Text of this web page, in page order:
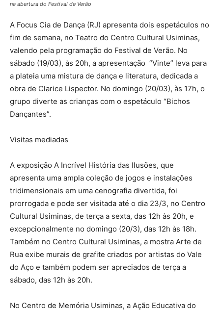
na abertura do Festival de Verão
A Focus Cia de Dança (RJ) apresenta dois espetáculos no
fim de semana, no Teatro do Centro Cultural Usiminas,
valendo pela programação do Festival de Verão. No
sábado (19/03), às 20h, a apresentação “Vinte” leva para
a plateia uma mistura de dança e literatura, dedicada a
obra de Clarice Lispector. No domingo (20/03), às 17h, o
grupo diverte as crianças com o espetáculo “Bichos
Dançantes”.
Visitas mediadas
A exposição A Incrível História das Ilusões, que
apresenta uma ampla coleção de jogos e instalações
tridimensionais em uma cenografia divertida, foi
prorrogada e pode ser visitada até o dia 23/3, no Centro
Cultural Usiminas, de terça a sexta, das 12h às 20h, e
excepcionalmente no domingo (20/3), das 12h às 18h.
Também no Centro Cultural Usiminas, a mostra Arte de
Rua exibe murais de grafite criados por artistas do Vale
do Aço e também podem ser apreciados de terça a
sábado, das 12h às 20h.
No Centro de Memória Usiminas, a Ação Educativa do